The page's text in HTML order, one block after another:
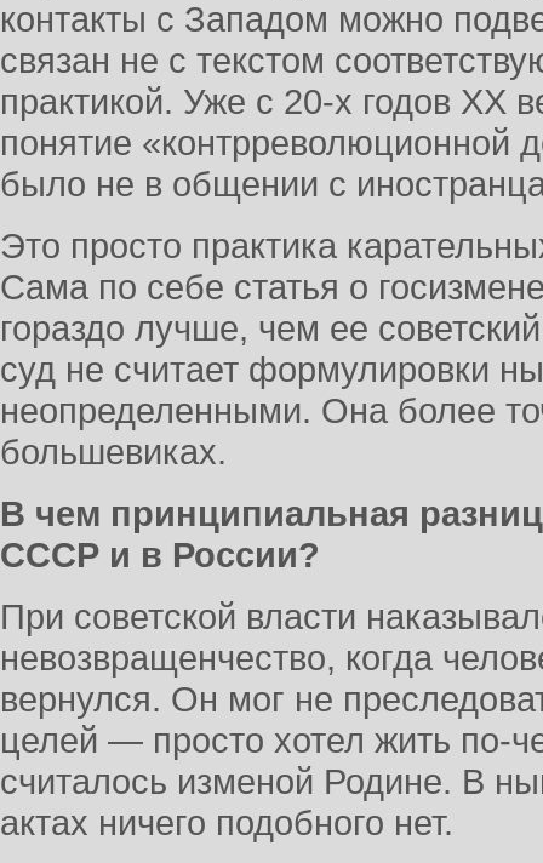
контакты с Западом можно
связан не с текстом
практикой. Уже с 20-х годов XX
понятие «контрреволюционной
было не в общении с
Это просто практика
Сама по себе статья о
гораздо лучше, чем ее
суд не считает формулировки
неопределенными. Она более
большевиках.
В чем принципиальная
СССР и в России?
При советской власти
невозвращенчество, когда
вернулся. Он мог не
целей — просто хотел жить по-
считалось изменой Родине. В
актах ничего подобного нет.